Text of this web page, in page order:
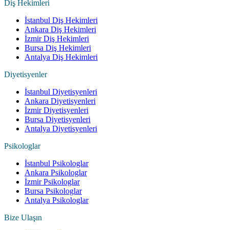
Diş Hekimleri
İstanbul Diş Hekimleri
Ankara Diş Hekimleri
İzmir Diş Hekimleri
Bursa Diş Hekimleri
Antalya Diş Hekimleri
Diyetisyenler
İstanbul Diyetisyenleri
Ankara Diyetisyenleri
İzmir Diyetisyenleri
Bursa Diyetisyenleri
Antalya Diyetisyenleri
Psikologlar
İstanbul Psikologlar
Ankara Psikologlar
İzmir Psikologlar
Bursa Psikologlar
Antalya Psikologlar
Bize Ulaşın